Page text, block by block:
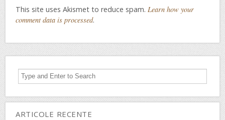
This site uses Akismet to reduce spam. Learn how your
comment data is processed.
ARTICOLE RECENTE